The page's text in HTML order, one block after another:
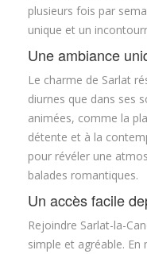
plusieurs fois par
unique et un
Une ambiance
Le charme de Sarlat
diurnes que dans ses
animées, comme la
détente et à la
pour révéler une
balades romantiques.
Un accès facile
Rejoindre Sarlat-la-
simple et agréable.